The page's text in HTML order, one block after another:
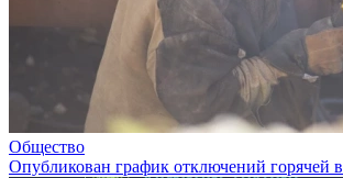
Общество
Опубликован график отключений горячей